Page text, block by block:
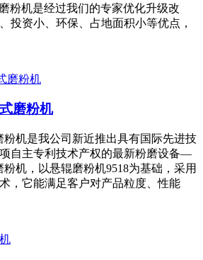
粉机是经过我们的专家优化升级改
投资小、环保、占地面积小等优点，
磨粉机
粉机是我公司新近推出具有国际先进技
自主专利技术产权的最新粉磨设备—
机，以悬辊磨粉机9518为基础，采用
，它能满足客户对产品粒度、性能